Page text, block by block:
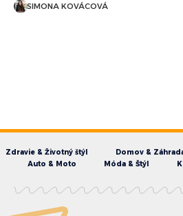
SIMONA KOVÁCOVÁ
Zdravie & Životný štýl Domov &
Auto & Moto
Móda & Štýl